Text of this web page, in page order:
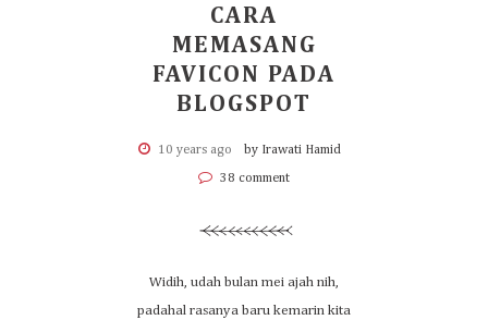
CARA
MEMASANG
FAVICON PADA
BLOGSPOT
10 years ago by Irawati Hamid
38 comment
Widih, udah bulan mei ajah nih,
padahal rasanya baru kemarin kita